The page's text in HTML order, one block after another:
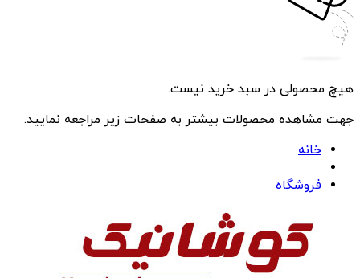
هیچ محصولی در سبد خرید نیست.
جهت مشاهده محصولات بیشتر به صفحات زیر مراجعه نمایید.
خانه
فروشگاه